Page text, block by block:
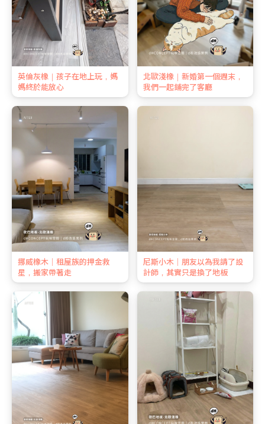
英倫灰橡｜孩子在地上玩，媽
媽終於能放心
北歐淺橡｜新婚第一個週末，
我們一起鋪完了客廳
挪威橡木｜租屋族的押金救
星，搬家帶著走
尼斯小木｜朋友以為我請了設
計師，其實只是換了地板